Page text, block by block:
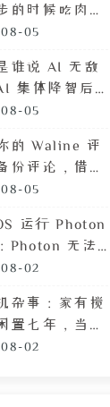
的时候吃肉
陌生人鄙视的
05
谁说 AI 无敌
集体降智后，
让我彻底
05
的 Waline 评
份评论，借助
定时执行任
05
运行 Photon
Photon 无法
可能需要这篇
02
杂事：家有搅
置七年，当心
素混进包子馅
02